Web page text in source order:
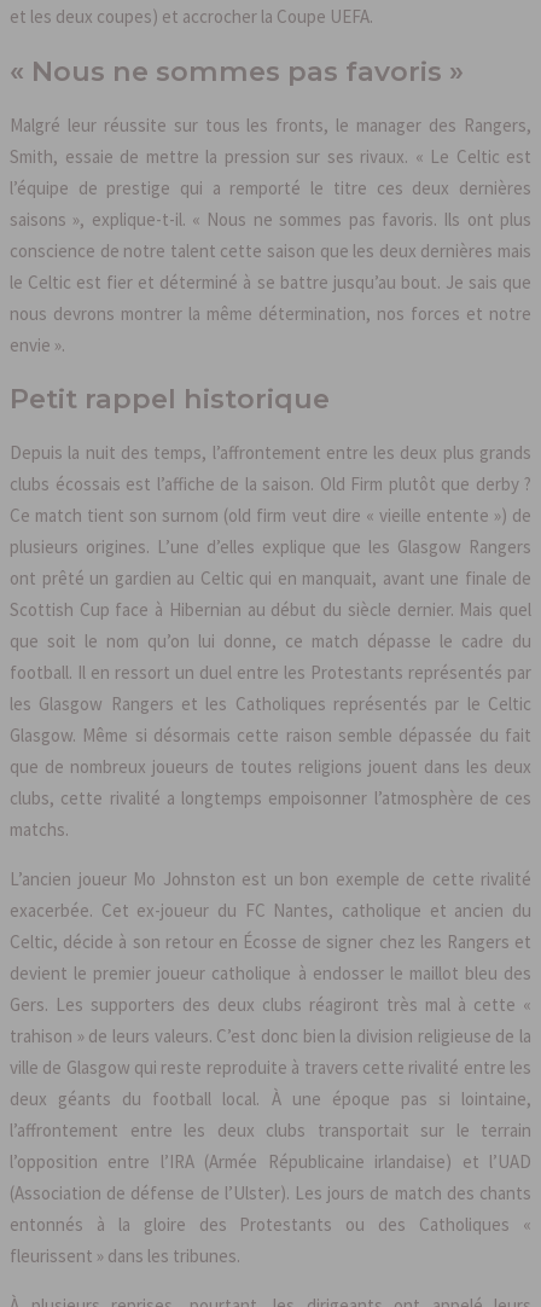
et les deux coupes) et accrocher la Coupe UEFA.
« Nous ne sommes pas favoris »
Malgré leur réussite sur tous les fronts, le manager des Rangers,
Smith, essaie de mettre la pression sur ses rivaux. « Le Celtic est
l’équipe de prestige qui a remporté le titre ces deux dernières
saisons », explique-t-il. « Nous ne sommes pas favoris. Ils ont plus
conscience de notre talent cette saison que les deux dernières mais
le Celtic est fier et déterminé à se battre jusqu’au bout. Je sais que
nous devrons montrer la même détermination, nos forces et notre
envie ».
Petit rappel historique
Depuis la nuit des temps, l’affrontement entre les deux plus grands
clubs écossais est l’affiche de la saison. Old Firm plutôt que derby ?
Ce match tient son surnom (old firm veut dire « vieille entente ») de
plusieurs origines. L’une d’elles explique que les Glasgow Rangers
ont prêté un gardien au Celtic qui en manquait, avant une finale de
Scottish Cup face à Hibernian au début du siècle dernier. Mais quel
que soit le nom qu’on lui donne, ce match dépasse le cadre du
football. Il en ressort un duel entre les Protestants représentés par
les Glasgow Rangers et les Catholiques représentés par le Celtic
Glasgow. Même si désormais cette raison semble dépassée du fait
que de nombreux joueurs de toutes religions jouent dans les deux
clubs, cette rivalité a longtemps empoisonner l’atmosphère de ces
matchs.
L’ancien joueur Mo Johnston est un bon exemple de cette rivalité
exacerbée. Cet ex-joueur du FC Nantes, catholique et ancien du
Celtic, décide à son retour en Écosse de signer chez les Rangers et
devient le premier joueur catholique à endosser le maillot bleu des
Gers. Les supporters des deux clubs réagiront très mal à cette «
trahison » de leurs valeurs. C’est donc bien la division religieuse de la
ville de Glasgow qui reste reproduite à travers cette rivalité entre les
deux géants du football local. À une époque pas si lointaine,
l’affrontement entre les deux clubs transportait sur le terrain
l’opposition entre l’IRA (Armée Républicaine irlandaise) et l’UAD
(Association de défense de l’Ulster). Les jours de match des chants
entonnés à la gloire des Protestants ou des Catholiques «
fleurissent » dans les tribunes.